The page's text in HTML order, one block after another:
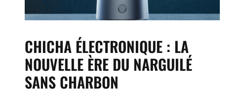
CHICHA ÉLECTRONIQUE : LA
NOUVELLE ÈRE DU NARGUILÉ
SANS CHARBON